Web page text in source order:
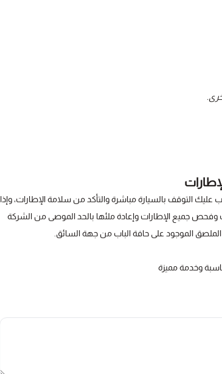
التوقف بالسيارة مباشرة والتأكد من سلامة الإطارات، وإذا
وفحص جميع الإطارات وإعادة ملئها بالحد الموصى من الشركة
الموجود على حافة الباب من جهة السائق.
وخدمة مميزة